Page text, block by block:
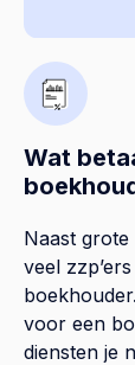
Wat
Naast
veel
voor een
diensten je